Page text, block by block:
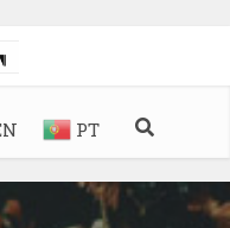
PT